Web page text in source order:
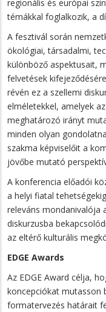
regionális és európai
témákkal foglalkozik, a
A fesztivál során
ökológiai, társadalmi,
különböző aspektusait,
felvetések
révén ez a szellemi
elméletekkel, amelyek
meghatározó irányt
minden olyan
szakma képviselőit a
jövőbe mutató
A konferencia előadói
a helyi fiatal
releváns mondanivalója
diskurzusba
az eltérő kulturális
EDGE Awards
Az EDGE Award célja,
koncepciókat mutasson
formatervezés határait